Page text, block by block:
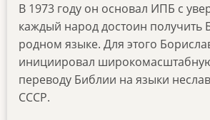
В 1973 году он основал ИПБ с
каждый народ достоин получить
родном языке. Для этого
инициировал
переводу Библии на языки
СССР.